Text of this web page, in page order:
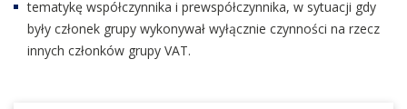
tematykę współczynnika i prewspółczynnika, w sytuacji gdy
były członek grupy wykonywał wyłącznie czynności na rzecz
innych członków grupy VAT.